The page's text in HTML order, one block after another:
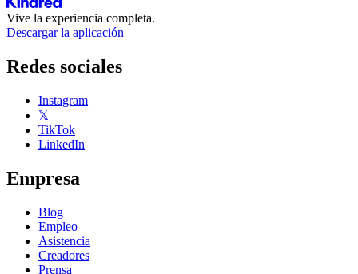
Vive la experiencia completa.
Descargar la aplicación
Redes sociales
Instagram
𝕏
TikTok
LinkedIn
Empresa
Blog
Empleo
Asistencia
Creadores
Prensa